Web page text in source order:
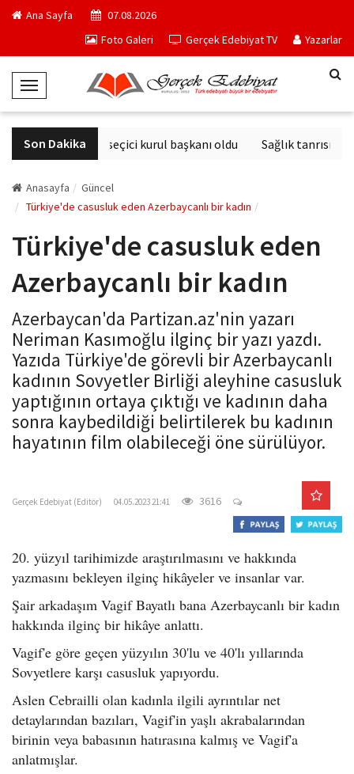
Ana Sayfa
07.08.2026
Foto Galeri
Gerçek Edebiyat TV Yazarlar
T
o
g
g
e
N
v
g
t
i
o
n
Son Dakika
Derviş Zaim seçici kurul başkanı oldu Sağlık
Anasayfa
Güncel
Türkiye'de casusluk eden Azerbaycanlı bir kadın
Türkiye'de casusluk eden
Azerbaycanlı bir kadın
Azerbaycan'da Partizan.az'nin yazarı
Neriman Kasımoğlu ilginç bir yazı yazdı.
Yazıda Türkiye'de görevli bir Azerbaycanlı
kadının Sovyetler Birliği aleyhine casusluk
yaptığının ortaya çıktığı ve kadının daha
sonra kaybedildiği belirtilerek bu kadının
hayatının film olabileceği öne sürülüyor.
Gerçek Edebiyat (Editör) 04.05.2023 21:41 3616
20. yüzyıl tarihimizde araştırılmasını ve hakkında
yazmasını bekleyen ilginç hikâyeler ve insanlar var.
Şair arkadaşım Vagif Bayatlı bana Azerbaycanlı bir kadın
hakkında ilginç bir hikâye anlattı.
Vagif'e göre geçen yüzyılın 30'lu ve 40'lı yıllarında
Sovyetlere karşı casusluk yapıyordu.
Aslen Cebrailli olan kadınla ilgili ayrıntılar net
detaylarından bazıları, Vagif'in yaşlı akrabalarından
birinin veya babasının hatırasına kalmış ve Vagif'a
anlatmışlar.